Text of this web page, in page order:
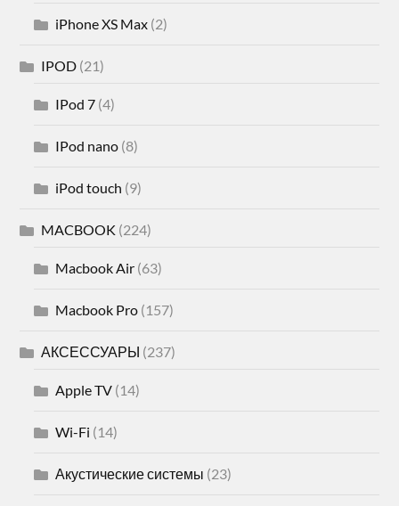
iPhone XS Max (2)
IPOD (21)
IPod 7 (4)
IPod nano (8)
iPod touch (9)
MACBOOK (224)
Macbook Air (63)
Macbook Pro (157)
АКСЕССУАРЫ (237)
Apple TV (14)
Wi-Fi (14)
Акустические системы (23)